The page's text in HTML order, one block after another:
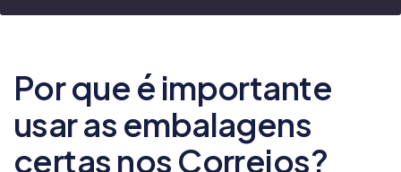
Por que é importante
usar as embalagens
certas nos Correios?